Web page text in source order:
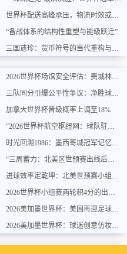
世界杯配送高峰承压，物流时效或遇延迟挑战
“备战体系的结构性重塑与能级跃迁”
三国遗珍：货币符号的当代重构与文化价值再生
2026世界杯场馆安全评估：费城林肯金融球场观众疏散通道宽度合规性深度分析
三队同分引爆公平性争议：净胜球规则再遭质疑
加拿大世界杯晋级概率上调至18%
“2026世界杯航空枢纽网：球队驻地与赛场的快速衔接设计”
时光回溯1986：墨西哥城冠军记忆主题民宿，重燃你的世界杯情怀
“三周蓄力：北美区世预赛出线后的体能优化策略”
进球效率定乾坤：北美世预赛小组排名背后的转化率密码
2026世界杯小组赛两轮积4分的出线概率与晋级稳定性分析
2026美加墨世界杯：美国再迎足球盛宴
2026美加墨世界杯：球迷创意仿妆致敬球星